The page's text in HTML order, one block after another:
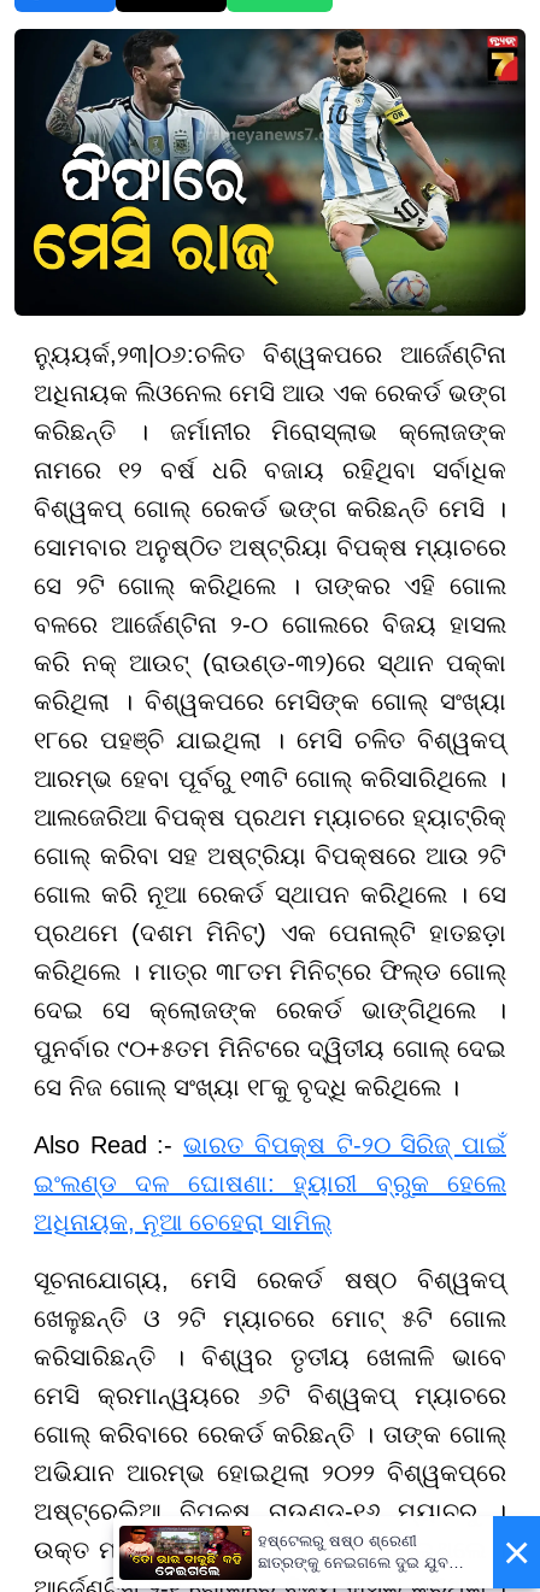
ନ୍ୟୁୟର୍କ,୨୩ ୦୬:ଚଳିତ ବିଶ୍ୱକପରେ ଆର୍ଜେଣ୍ଟିନା
ଅଧିନାୟକ ଲିଓନେଲ ମେସି ଆଉ ଏକ ରେକର୍ଡ ଭଙ୍ଗ
କରିଛନ୍ତି । ଜର୍ମାନୀର ମିରୋସ୍ଲାଭ କ୍ଲୋଜଙ୍କ
ନାମରେ ୧୨ ବର୍ଷ ଧରି ବଜାୟ ରହିଥିବା ସର୍ବାଧିକ
ବିଶ୍ୱକପ୍ ଗୋଲ୍ ରେକର୍ଡ ଭଙ୍ଗ କରିଛନ୍ତି ମେସି ।
ସୋମବାର ଅନୁଷ୍ଠିତ ଅଷ୍ଟ୍ରିୟା ବିପକ୍ଷ ମ୍ୟାଚରେ
ସେ ୨ଟି ଗୋଲ୍ କରିଥିଲେ । ତାଙ୍କର ଏହି ଗୋଲ
ବଳରେ ଆର୍ଜେଣ୍ଟିନା ୨-୦ ଗୋଲରେ ବିଜୟ ହାସଲ
କରି ନକ୍ ଆଉଟ୍ (ରାଉଣ୍ଡ-୩୨)ରେ ସ୍ଥାନ ପକ୍କା
କରିଥିଲା । ବିଶ୍ୱକପରେ ମେସିଙ୍କ ଗୋଲ୍ ସଂଖ୍ୟା
୧୮ରେ ପହଞ୍ଚି ଯାଇଥିଲା । ମେସି ଚଳିତ ବିଶ୍ୱକପ୍
ଆରମ୍ଭ ହେବା ପୂର୍ବରୁ ୧୩ଟି ଗୋଲ୍ କରିସାରିଥିଲେ ।
ଆଲଜେରିଆ ବିପକ୍ଷ ପ୍ରଥମ ମ୍ୟାଚରେ ହ୍ୟାଟ୍ରିକ୍
ଗୋଲ୍ କରିବା ସହ ଅଷ୍ଟ୍ରିୟା ବିପକ୍ଷରେ ଆଉ ୨ଟି
ଗୋଲ କରି ନୂଆ ରେକର୍ଡ ସ୍ଥାପନ କରିଥିଲେ । ସେ
ପ୍ରଥମେ (ଦଶମ ମିନିଟ୍) ଏକ ପେନାଲ୍ଟି ହାତଛଡ଼ା
କରିଥିଲେ । ମାତ୍ର ୩୮ତମ ମିନିଟ୍ରେ ଫିଲ୍ଡ ଗୋଲ୍
ଦେଇ ସେ କ୍ଲୋଜଙ୍କ ରେକର୍ଡ ଭାଙ୍ଗିଥିଲେ ।
ପୁନର୍ବାର ୯୦+୫ତମ ମିନିଟରେ ଦ୍ୱିତୀୟ ଗୋଲ୍ ଦେଇ
ସେ ନିଜ ଗୋଲ୍ ସଂଖ୍ୟା ୧୮କୁ ବୃଦ୍ଧି କରିଥିଲେ ।
Also Read :-ଭାରତ ବିପକ୍ଷ ଟି-୨୦ ସିରିଜ୍ ପାଇଁ
ଇଂଲଣ୍ଡ ଦଳ ଘୋଷଣା: ହ୍ୟାରୀ ବ୍ରୁକ ହେଲେ
ଅଧିନାୟକ, ନୂଆ ଚେହେରା ସାମିଲ୍
ସୂଚନାଯୋଗ୍ୟ, ମେସି ରେକର୍ଡ ଷଷ୍ଠ ବିଶ୍ୱକପ୍
ଖେଳୁଛନ୍ତି ଓ ୨ଟି ମ୍ୟାଚରେ ମୋଟ୍ ୫ଟି ଗୋଲ
କରିସାରିଛନ୍ତି । ବିଶ୍ୱର ତୃତୀୟ ଖେଳାଳି ଭାବେ
ମେସି କ୍ରମାନ୍ୱୟରେ ୬ଟି ବିଶ୍ୱକପ୍ ମ୍ୟାଚରେ
ଗୋଲ୍ କରିବାରେ ରେକର୍ଡ କରିଛନ୍ତି । ତାଙ୍କ ଗୋଲ୍
ଅଭିଯାନ ଆରମ୍ଭ ହୋଇଥିଲା ୨୦୨୨ ବିଶ୍ୱକପ୍ରେ
ଅଷ୍ଟ୍ରେଲିଆ ବିପକ୍ଷ ରାଉଣ୍ଡ-୧୬ ମ୍ୟାଚରୁ ।
ଉକ୍ତ ମ୍ୟାଚରେ ସେ ଗୋଟିଏ ଗୋଲ ଦେଇଥିଲେ । ×
ହଷ୍ଟେଲରୁ ଷଷ୍ଠ ଶ୍ରେଣୀ
ଛାତ୍ରଙ୍କୁ ନେଇଗଲେ ଦୁଇ ଯୁବକ,
ପୁଅକୁ ଖୋଜି ଆଣିବାକୁ ମାଆଙ୍କ